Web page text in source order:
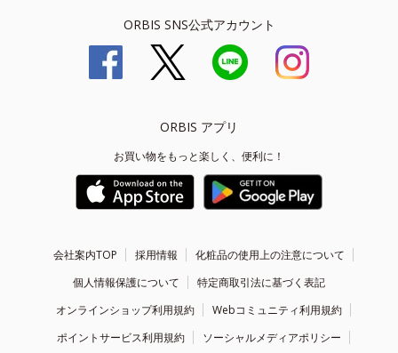
ORBIS SNS公式アカウント
ORBIS アプリ
お買い物をもっと楽しく、便利に！
会社案内TOP 採用情報
化粧品の使用上の注意について
個人情報保護について
特定商取引法に基づく表記
オンラインショップ利用規約
Webコミュニティ利用規約
ポイントサービス利用規約
ソーシャルメディアポリシー